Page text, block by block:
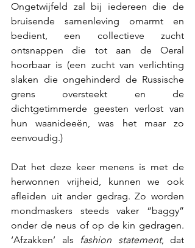
Ongetwijfeld zal bij iedereen die de
bruisende samenleving omarmt en
bedient, een collectieve zucht
ontsnappen die tot aan de Oeral
hoorbaar is (een zucht van verlichting
slaken die ongehinderd de Russische
grens oversteekt en de
dichtgetimmerde geesten verlost van
hun waanideeën, was het maar zo
eenvoudig.)
Dat het deze keer menens is met de
herwonnen vrijheid, kunnen we ook
afleiden uit ander gedrag. Zo worden
mondmaskers steeds vaker “baggy”
onder de neus of op de kin gedragen.
‘Afzakken’ als
fashion statement, dat